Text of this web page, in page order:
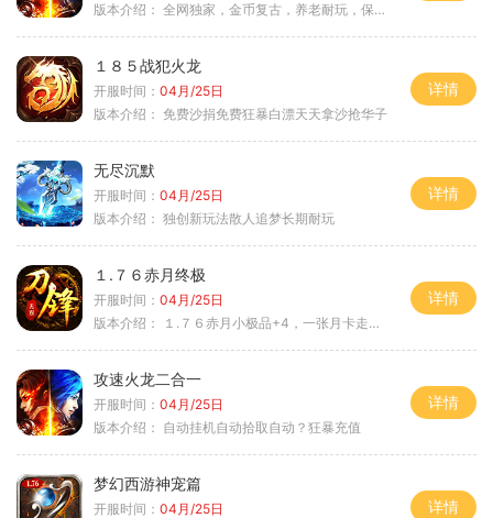
版本介绍： 全网独家，金币复古，养老耐玩，保底回収
１８５战犯火龙
开服时间： 04月/25日
版本介绍： 免费沙捐免费狂暴白漂天天拿沙抢华子
详情
无尽沉默
开服时间： 04月/25日
版本介绍： 独创新玩法散人追梦长期耐玩
详情
１.７６赤月终极
开服时间： 04月/25日
版本介绍：
１.７６赤月小极品+4，一张月卡走天涯c
详情
攻速火龙二合一
开服时间： 04月/25日
版本介绍： 自动挂机自动拾取自动？狂暴充值
详情
梦幻西游神宠篇
开服时间： 04月/25日
详情